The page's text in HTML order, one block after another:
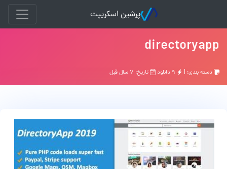
پرشین اسکریپت
directoryapp
دسته بندی: | تاریخ: ۷ سال قبل